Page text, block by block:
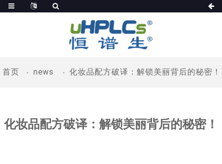
首页 news 化妆品配方破译：解锁美丽背后的秘密​！
化妆品配方破译：解锁美丽背后的秘密​！